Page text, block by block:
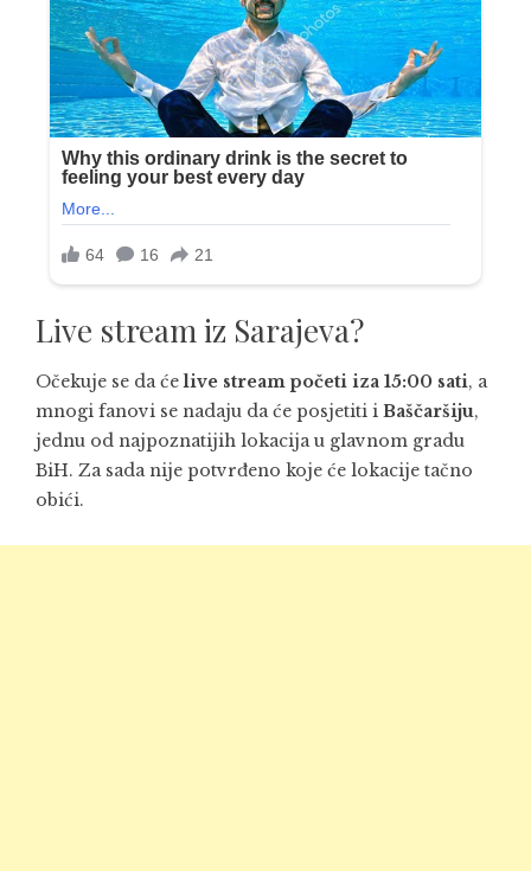
Live stream iz Sarajeva?
Očekuje se da ćelive stream početi iza 15:00 sati, a
mnogi fanovi se nadaju da će posjetiti i Baščaršiju,
jednu od najpoznatijih lokacija u glavnom gradu
BiH. Za sada nije potvrđeno koje će lokacije tačno
obići.